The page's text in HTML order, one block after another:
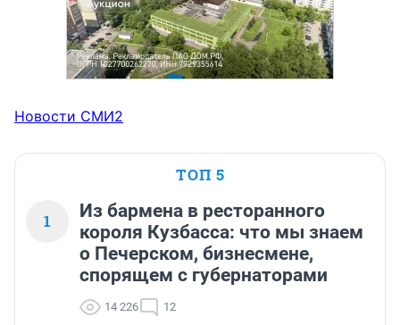
Новости СМИ2
ТОП 5
1
Из бармена в ресторанного
короля Кузбасса: что мы знаем
о Печерском, бизнесмене,
спорящем с губернаторами
14 226 12